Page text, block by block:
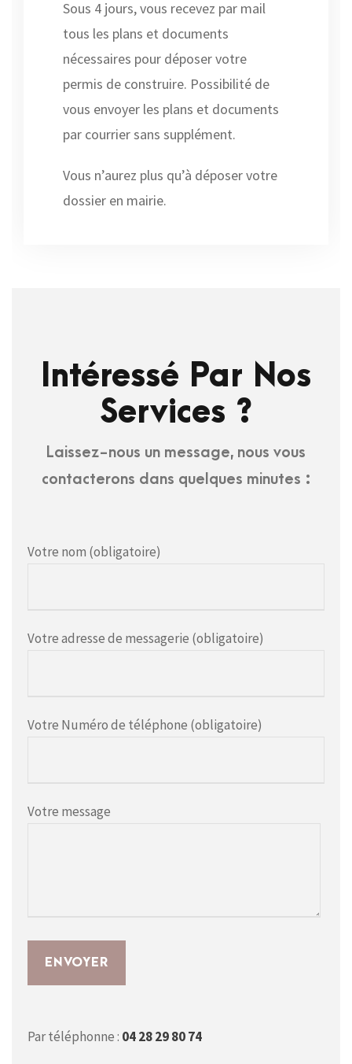
Sous 4 jours, vous recevez par mail
tous les plans et documents
nécessaires pour déposer votre
permis de construire. Possibilité de
vous envoyer les plans et documents
par courrier sans supplément.
Vous n’aurez plus qu’à déposer votre
dossier en mairie.
Intéressé Par Nos
Services ?
Laissez-nous un message, nous vous
contacterons dans quelques minutes :
Votre nom (obligatoire)
Votre adresse de messagerie (obligatoire)
Votre Numéro de téléphone (obligatoire)
Votre message
Par téléphonne : 04 28 29 80 74